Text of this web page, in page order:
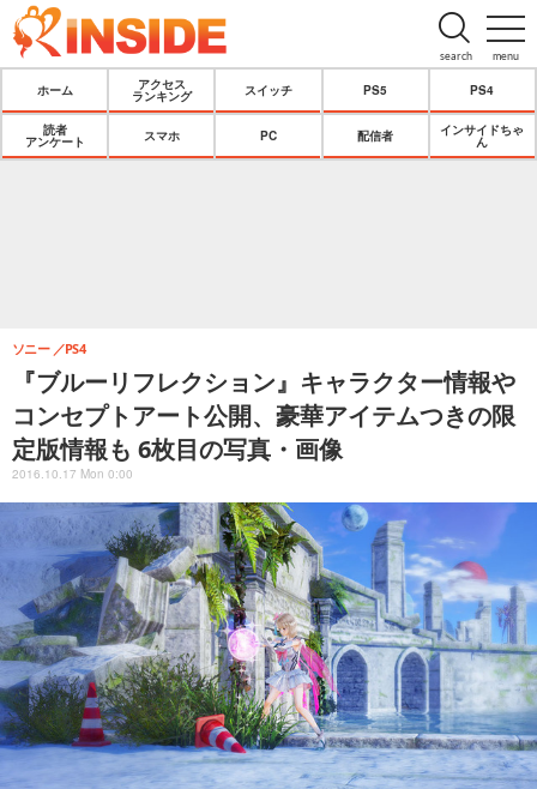
menu
search
ホーム
アクセス
ランキング
スイッチ PS5 PS4
読者
アンケート
スマホ PC 配信者
インサイドちゃ
ん
『ブルーリフレクション』キャラクター情報や
コンセプトアート公開、豪華アイテムつきの限
定版情報も 6枚目の写真・画像
ソニー PS4
2016.10.17 Mon 0:00